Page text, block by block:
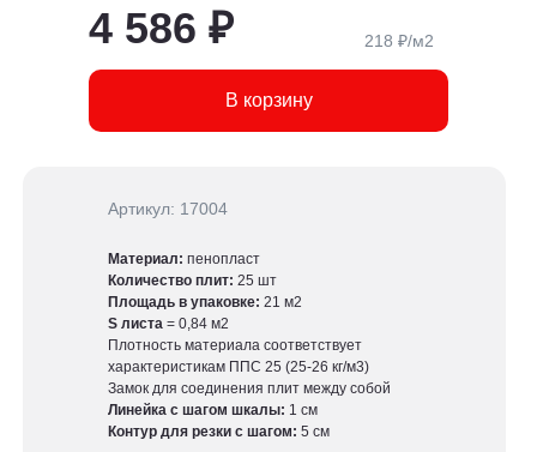
218 ₽/м2
4 586 ₽
В корзину
Артикул: 17004
Материал: пенопласт
Количество плит: 25 шт
Площадь в упаковке: 21 м2
S листа = 0,84 м2
Плотность материала соответствует
характеристикам ППС 25 (25-26 кг/м3)
Замок для соединения плит между собой
Линейка с шагом шкалы: 1 см
Контур для резки с шагом: 5 см